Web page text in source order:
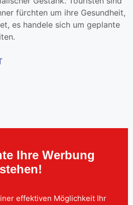
fürchten um ihre Gesundheit,
es handele sich um geplante
Ihre Werbung
stehen!
effektiven Möglichkeit Ihr